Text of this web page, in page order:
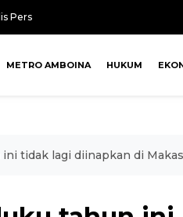
Pers
METRO AMBOINA HUKUM
tidak lagi diinapkan di